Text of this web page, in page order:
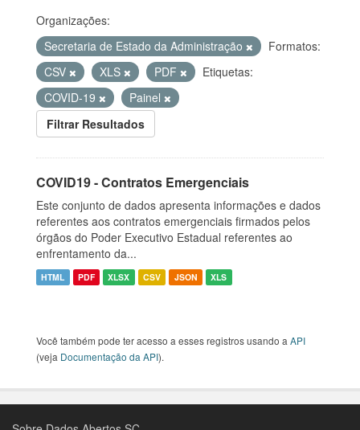
Organizações:
Secretaria de Estado da Administração
Formatos:
CSV
XLS PDF
Etiquetas:
COVID-19
Painel
Filtrar Resultados
COVID19 - Contratos Emergenciais
Este conjunto de dados apresenta informações e dados
referentes aos contratos emergenciais firmados pelos
órgãos do Poder Executivo Estadual referentes ao
enfrentamento da...
HTML PDF XLSX CSV JSON XLS
Você também pode ter acesso a esses registros usando a API
(veja Documentação da API).